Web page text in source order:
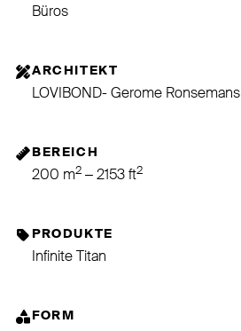
Büros
ARCHITEKT
LOVIBOND- Gerome Ronsemans
BEREICH
200 m2 – 2153 ft2
PRODUKTE
Infinite Titan
FORM